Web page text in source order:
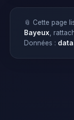
📎 Cette page
Bayeux ,
Données :